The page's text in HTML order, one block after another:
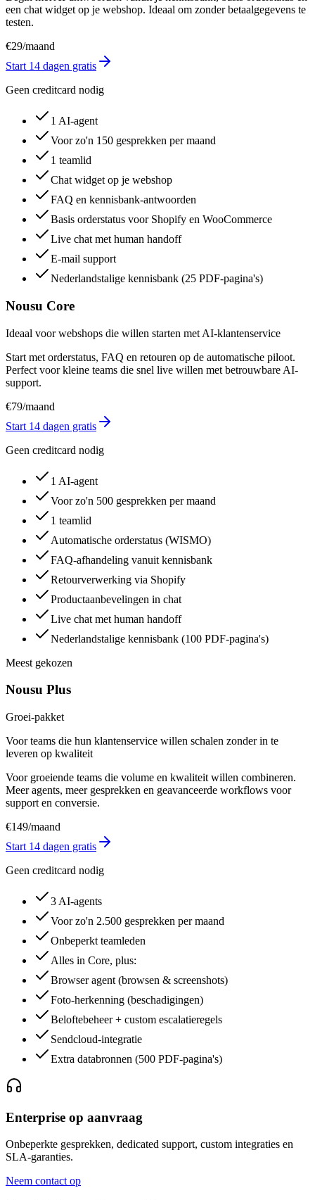
een chat widget op je webshop. Ideaal om zonder betaalgegevens te
testen.
€29/maand
Start 14 dagen gratis
Geen creditcard nodig
1 AI-agent
Voor zo'n 150 gesprekken per maand
1 teamlid
Chat widget op je webshop
FAQ en kennisbank-antwoorden
Basis orderstatus voor Shopify en WooCommerce
Live chat met human handoff
E-mail support
Nederlandstalige kennisbank (25 PDF-pagina's)
Nousu Core
Ideaal voor webshops die willen starten met AI-klantenservice
Start met orderstatus, FAQ en retouren op de automatische piloot.
Perfect voor kleine teams die snel live willen met betrouwbare AI-
support.
€79/maand
Start 14 dagen gratis
Geen creditcard nodig
1 AI-agent
Voor zo'n 500 gesprekken per maand
1 teamlid
Automatische orderstatus (WISMO)
FAQ-afhandeling vanuit kennisbank
Retourverwerking via Shopify
Productaanbevelingen in chat
Live chat met human handoff
Nederlandstalige kennisbank (100 PDF-pagina's)
Meest gekozen
Nousu Plus
Groei-pakket
Voor teams die hun klantenservice willen schalen zonder in te
leveren op kwaliteit
Voor groeiende teams die volume en kwaliteit willen combineren.
Meer agents, meer gesprekken en geavanceerde workflows voor
support en conversie.
€149/maand
Start 14 dagen gratis
Geen creditcard nodig
3 AI-agents
Voor zo'n 2.500 gesprekken per maand
Onbeperkt teamleden
Alles in Core, plus:
Browser agent (browsen & screenshots)
Foto-herkenning (beschadigingen)
Beloftebeheer + custom escalatieregels
Sendcloud-integratie
Extra databronnen (500 PDF-pagina's)
Enterprise op aanvraag
Onbeperkte gesprekken, dedicated support, custom integraties en
SLA-garanties.
Neem contact op